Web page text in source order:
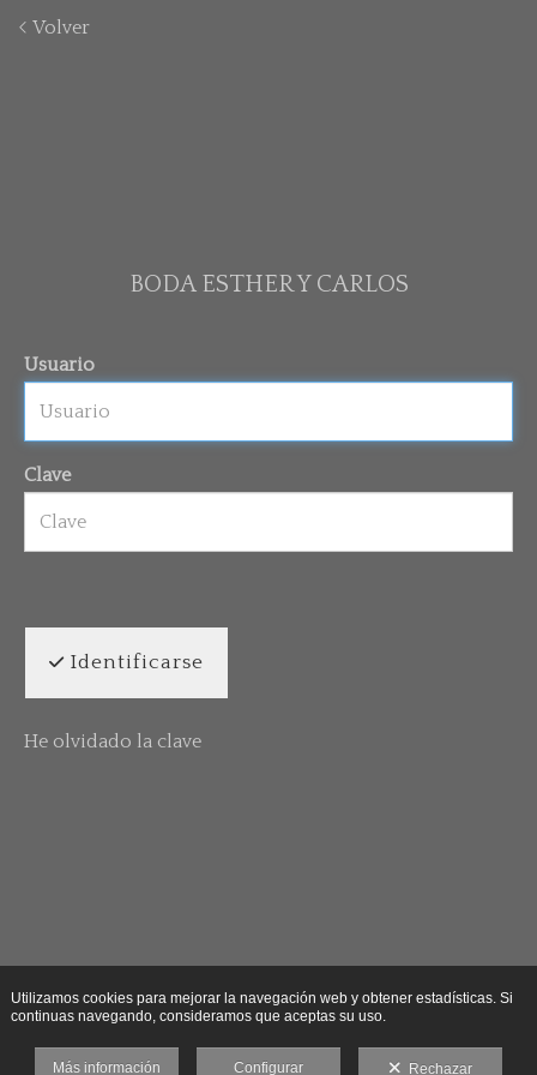
Volver
BODA ESTHER Y CARLOS
Usuario
Clave
Identificarse
He olvidado la clave
Utilizamos cookies para mejorar la navegación web y obtener estadísticas. Si
continuas navegando, consideramos que aceptas su uso.
Más información Configurar Rechazar